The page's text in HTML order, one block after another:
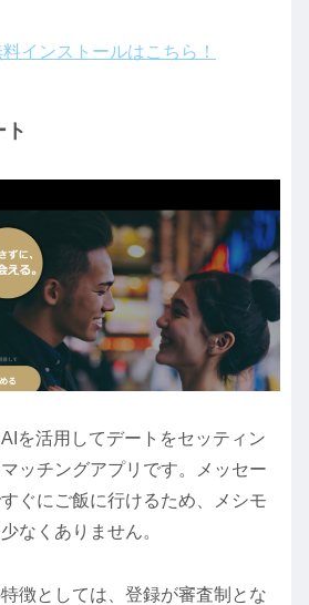
インストールはこちら！
を活用してデートをセッティン
ッチングアプリです。メッセー
ぐにご飯に行けるため、メシモ
なくありません。
徴としては、登録が審査制とな